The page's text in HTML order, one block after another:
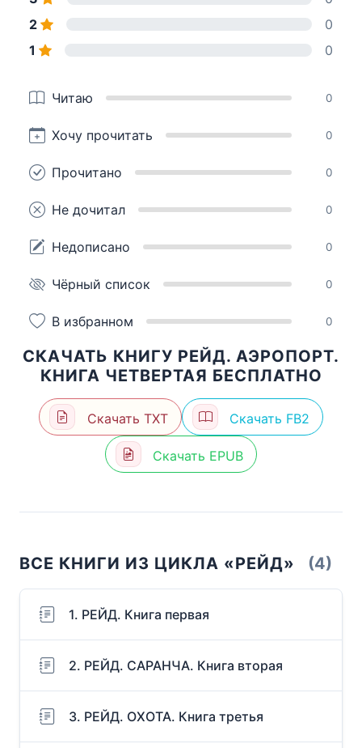
2
0
1
0
Читаю 0
Хочу прочитать 0
Прочитано 0
Не дочитал 0
Недописано 0
Чёрный список 0
В избранном 0
СКАЧАТЬ КНИГУ РЕЙД. АЭРОПОРТ.
КНИГА ЧЕТВЕРТАЯ БЕСПЛАТНО
Скачать TXT Скачать FB2
Скачать EPUB
ВСЕ КНИГИ ИЗ ЦИКЛА «РЕЙД» (4)
1. РЕЙД. Книга первая
2. РЕЙД. САРАНЧА. Книга вторая
3. РЕЙД. ОХОТА. Книга третья